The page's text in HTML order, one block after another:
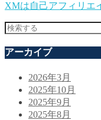
XMは自己アフィリエ
アーカイブ
2026年3月
2025年10月
2025年9月
2025年8月